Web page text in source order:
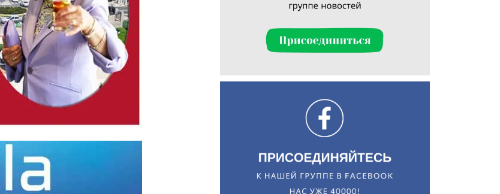
Искать